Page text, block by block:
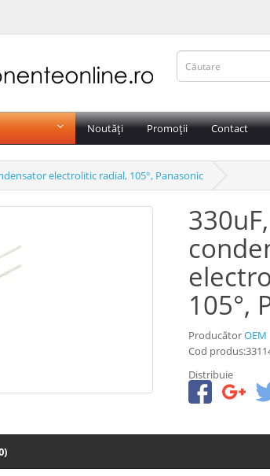
Noutăți Promoții Contact
electrolitic radial, 105°, Panasonic
105°,
ProducătorOEM
Cod
Distribuie